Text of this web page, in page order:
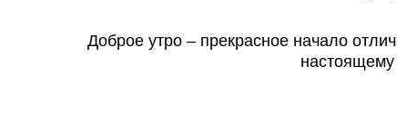
Доброе утро – прекрасное начало